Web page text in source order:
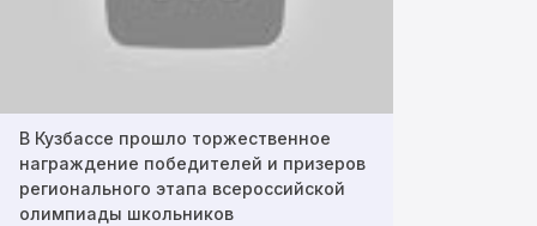
В Кузбассе прошло торжественное
награждение победителей и призеров
регионального этапа всероссийской
олимпиады школьников